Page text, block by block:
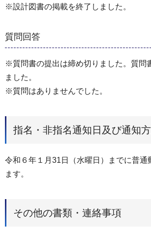
※設計図書の掲載を終了しました。
質問回答
※質問書の提出は締め切りました。質問
ました。
※質問はありませんでした。
指名・非指名通知日及び通知
令和６年１⽉31⽇（水曜⽇）までに普通
ます。
その他の書類・連絡事項